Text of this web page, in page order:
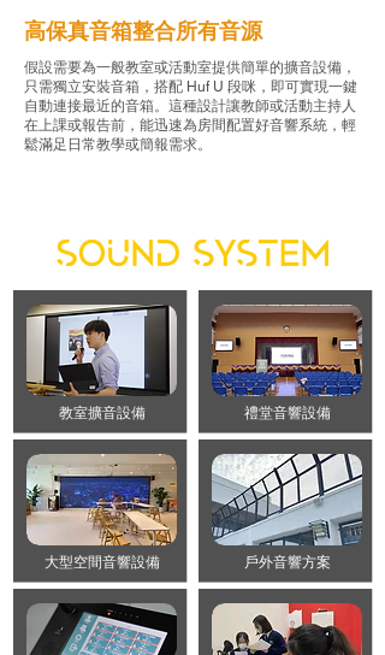
​高保真音箱整合所有音源
假設需要為一般教室或活動室提供簡單的擴音設備，
只需獨立安裝音箱，搭配 Huf U 段咪，即可實現一鍵
自動連接最近的音箱。這種設計讓教師或活動主持人
在上課或報告前，能迅速為房間配置好音響系統，輕
鬆滿足日常教學或簡報需求。
​教室擴音設備
大型空間音響設備
禮堂音響設備
戶外音響方案